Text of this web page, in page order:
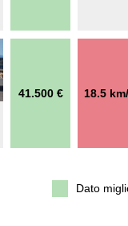
41.500 € 18.5
Dato